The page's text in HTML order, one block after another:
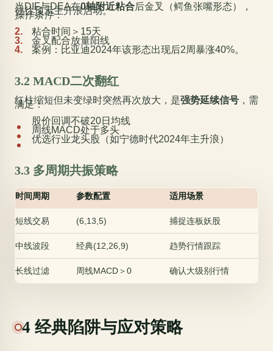
当DIF与DEA在0轴附近粘合后金叉（鳄鱼张嘴形态），
往往预示主升浪启动。
操作条件：
粘合时间＞15天
金叉配合放量阳线
案例：比亚迪2024年该形态出现后2周暴涨40%。
3.2 MACD二次翻红
红柱缩短但未变绿时突然再次放大，是强势延续信号 ，需
满足：
股价回调不破20日均线
周线MACD处于多头
优选行业龙头股（如宁德时代2024年主升浪）
3.3 多周期共振策略
时间周期 参数配置 适用场景
短线交易 (6,13,5) 捕捉连板妖股
中线波段 经典(12,26,9) 趋势行情跟踪
长线过滤 周线MACD＞0 确认大级别行情
4 经典陷阱与应对策略